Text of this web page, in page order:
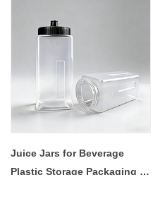
Juice Jars for Beverage
Plastic Storage Packaging -